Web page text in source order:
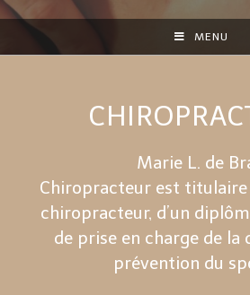
MENU
Marie L. de
Chiropracteur est
chiropracteur, d’un
de prise en charge de la
prévention du